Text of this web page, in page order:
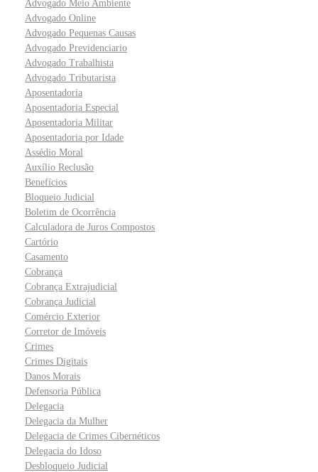
Advogado Meio Ambiente
Advogado Online
Advogado Pequenas Causas
Advogado Previdenciario
Advogado Trabalhista
Advogado Tributarista
Aposentadoria
Aposentadoria Especial
Aposentadoria Militar
Aposentadoria por Idade
Assédio Moral
Auxílio Reclusão
Benefícios
Bloqueio Judicial
Boletim de Ocorrência
Calculadora de Juros Compostos
Cartório
Casamento
Cobrança
Cobrança Extrajudicial
Cobrança Judicial
Comércio Exterior
Corretor de Imóveis
Crimes
Crimes Digitais
Danos Morais
Defensoria Pública
Delegacia
Delegacia da Mulher
Delegacia de Crimes Cibernéticos
Delegacia do Idoso
Desbloqueio Judicial